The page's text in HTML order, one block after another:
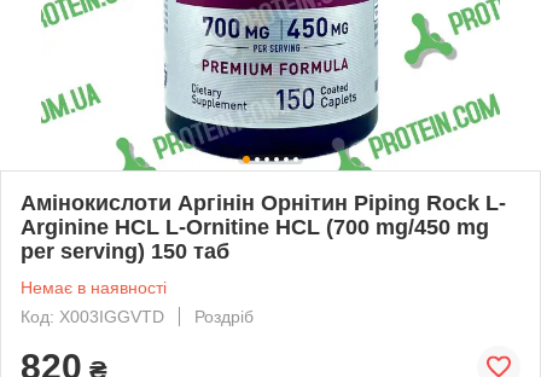
Амінокислоти Аргінін Орнітин Piping Rock L-
Arginine HCL L-Ornitine HCL (700 mg/450 mg
per serving) 150 таб
Немає в наявності
Код: X003IGGVTD
Роздріб
820 ₴